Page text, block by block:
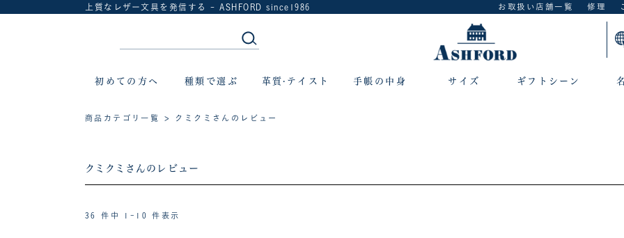
上質なレザー文具を発信する - ASHFORD since1986 お取扱い店舗一覧 修理
初めての方へ 種類で選ぶ 革質·テイスト 手帳の中身 サイズ ギフトシーン
商品カテゴリ一覧 > クミクミさんのレビュー
クミクミさんのレビュー
36 件中 1-10 件表示